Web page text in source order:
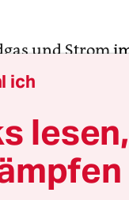
und Strom
nicht
die
mit
von
ich